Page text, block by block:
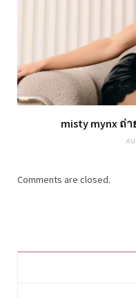
misty mynx ถ่
Comments are closed.